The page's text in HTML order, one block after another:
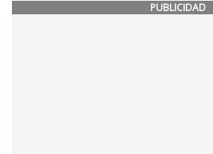
PUBLICIDAD